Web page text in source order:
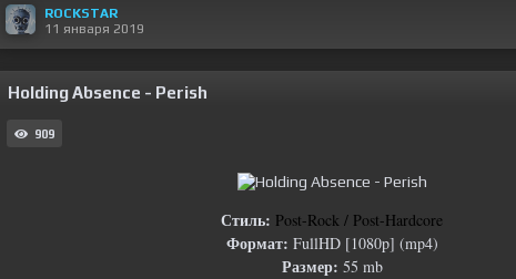
ROCKSTAR
11 января 2019
Holding Absence - Perish
909
Стиль: Post-Rock / Post-Hardcore
Формат: FullHD [1080p] (mp4)
Размер: 55 mb